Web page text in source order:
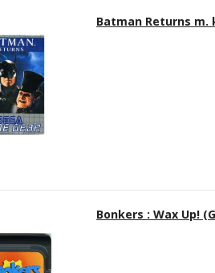
Batman Returns m.
Bonkers : Wax Up!